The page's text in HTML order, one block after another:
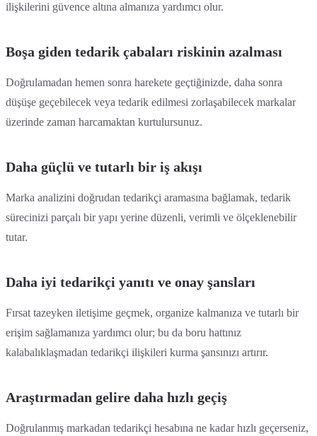
ilişkilerini güvence altına almanıza yardımcı olur.
Boşa giden tedarik çabaları riskinin azalması
Doğrulamadan hemen sonra harekete geçtiğinizde, daha sonra
düşüşe geçebilecek veya tedarik edilmesi zorlaşabilecek markalar
üzerinde zaman harcamaktan kurtulursunuz.
Daha güçlü ve tutarlı bir iş akışı
Marka analizini doğrudan tedarikçi aramasına bağlamak, tedarik
sürecinizi parçalı bir yapı yerine düzenli, verimli ve ölçeklenebilir
tutar.
Daha iyi tedarikçi yanıtı ve onay şansları
Fırsat tazeyken iletişime geçmek, organize kalmanıza ve tutarlı bir
erişim sağlamanıza yardımcı olur; bu da boru hattınız
kalabalıklaşmadan tedarikçi ilişkileri kurma şansınızı artırır.
Araştırmadan gelire daha hızlı geçiş
Doğrulanmış markadan tedarikçi hesabına ne kadar hızlı geçerseniz,